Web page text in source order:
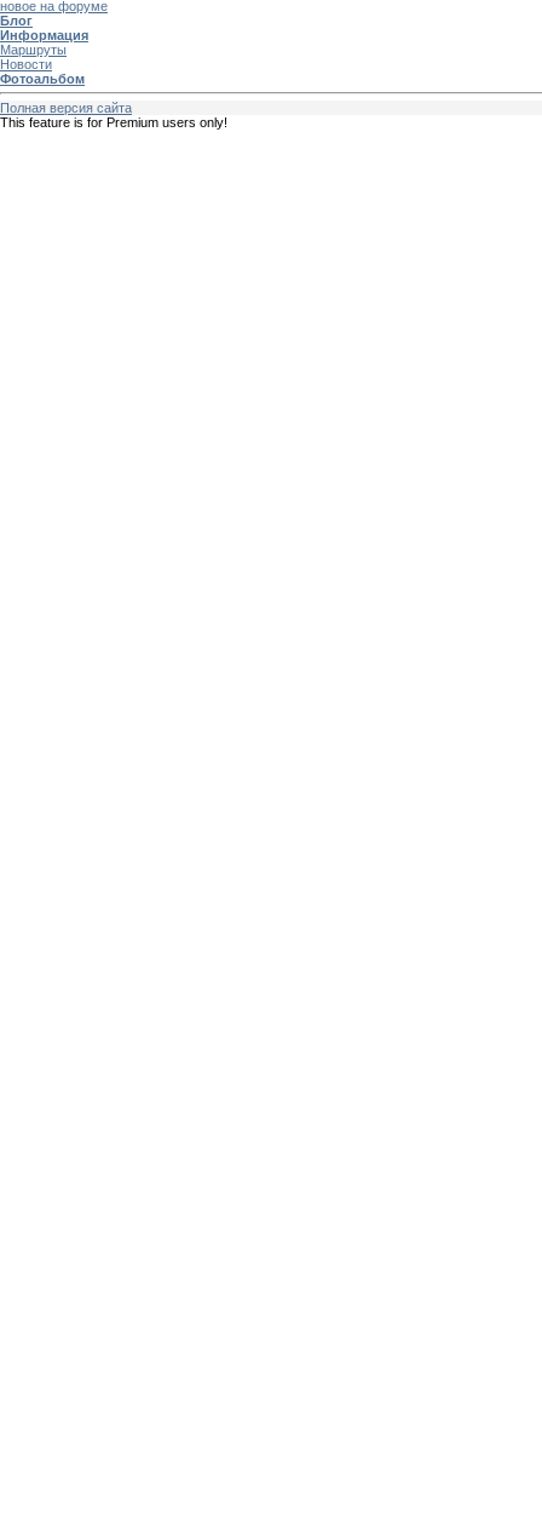
новое на форуме
Блог
Информация
Маршруты
Новости
Фотоальбом
Полная версия сайта
This feature is for Premium users only!